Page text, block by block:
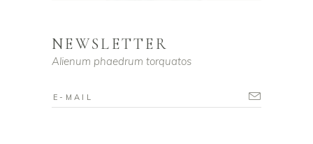
NEWSLETTER
Alienum phaedrum torquatos